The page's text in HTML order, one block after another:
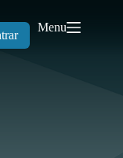
Menu